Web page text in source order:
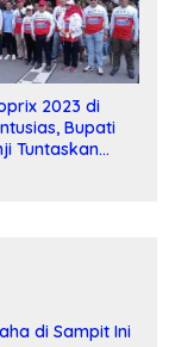
2023 di
Bupati
Tuntaskan
di Sampit Ini